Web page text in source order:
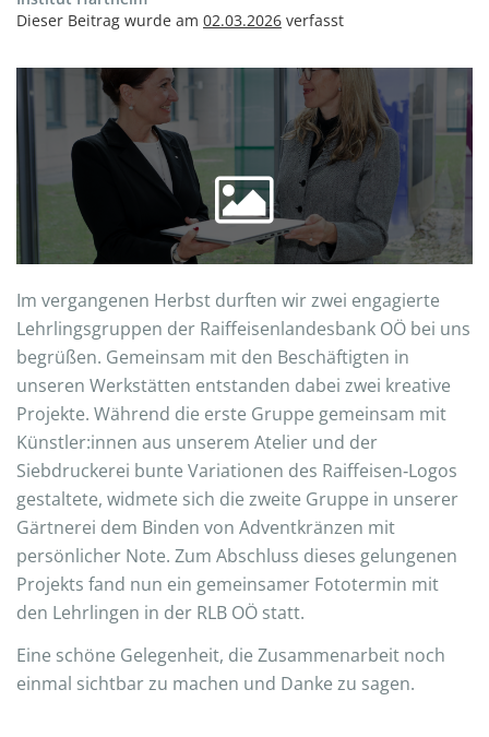
Dieser Beitrag wurde am 02.03.2026 verfasst
Im vergangenen Herbst durften wir zwei engagierte
Lehrlingsgruppen der Raiffeisenlandesbank OÖ bei uns
begrüßen. Gemeinsam mit den Beschäftigten in
unseren Werkstätten entstanden dabei zwei kreative
Projekte. Während die erste Gruppe gemeinsam mit
Künstler:innen aus unserem Atelier und der
Siebdruckerei bunte Variationen des Raiffeisen‑Logos
gestaltete, widmete sich die zweite Gruppe in unserer
Gärtnerei dem Binden von Adventkränzen mit
persönlicher Note. Zum Abschluss dieses gelungenen
Projekts fand nun ein gemeinsamer Fototermin mit
den Lehrlingen in der RLB OÖ statt.
Eine schöne Gelegenheit, die Zusammenarbeit noch
einmal sichtbar zu machen und Danke zu sagen.